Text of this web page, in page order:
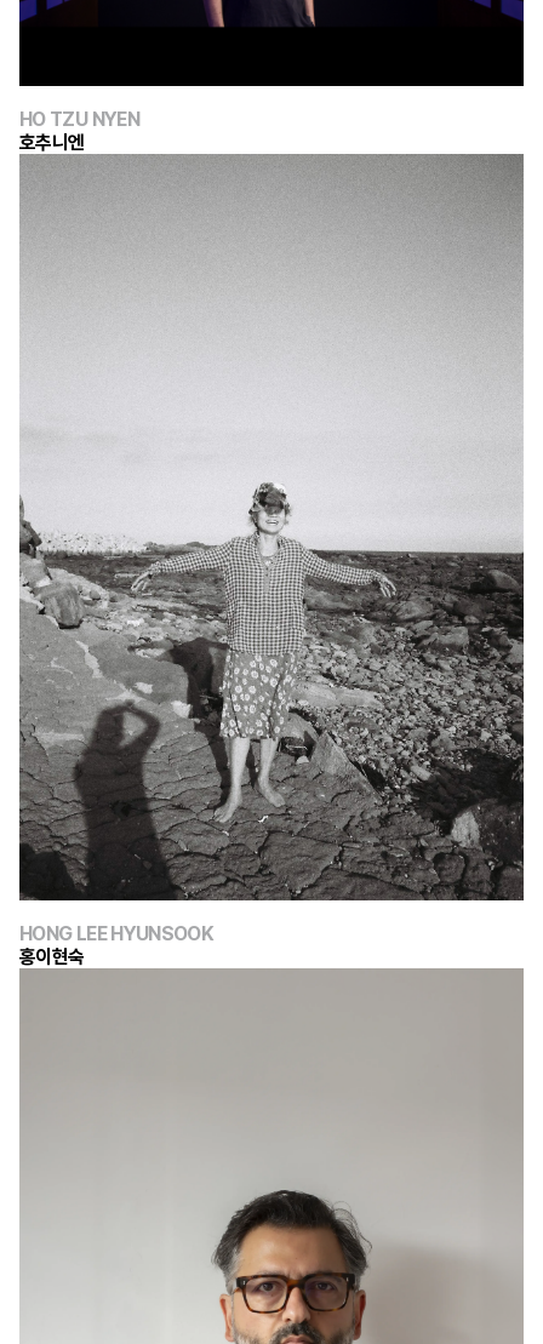
HO TZU NYEN
호추니엔
HONG LEE HYUNSOOK
홍이현숙